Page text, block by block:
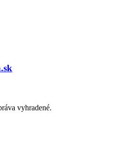
vyhradené.